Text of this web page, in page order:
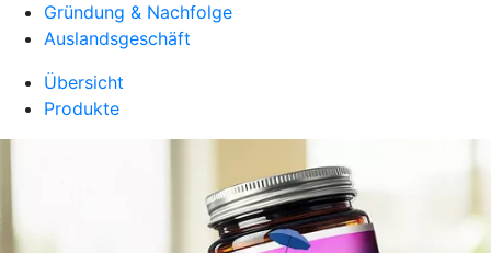
Gründung & Nachfolge
Auslandsgeschäft
Übersicht
Produkte